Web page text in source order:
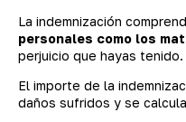
La indemnización
personales como los
perjuicio que hayas tenido.
El importe de la
daños sufridos y se